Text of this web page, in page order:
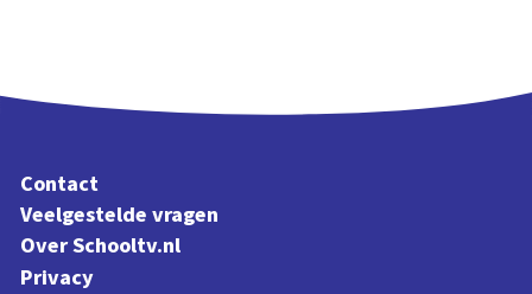
Contact
Veelgestelde vragen
Over Schooltv.nl
Privacy